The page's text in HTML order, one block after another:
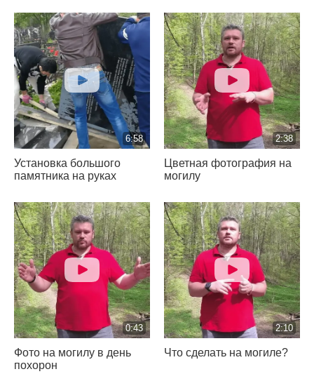
6:58
Установка большого
памятника на руках
2:38
Цветная фотография на
могилу
0:43
Фото на могилу в день
похорон
2:10
Что сделать на могиле?